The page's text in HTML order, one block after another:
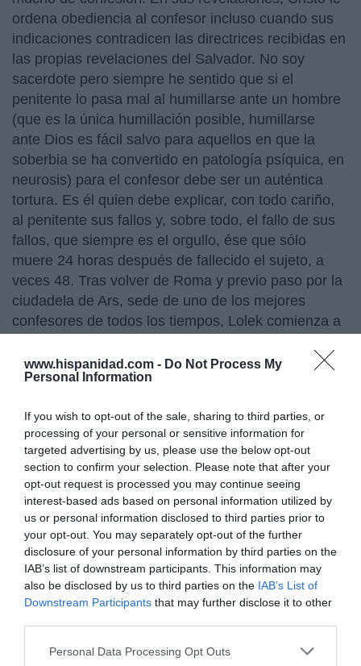
www.hispanidad.com - Do Not Process My
Personal Information
If you wish to opt-out of the sale, sharing to third parties, or
processing of your personal or sensitive information for
targeted advertising by us, please use the below opt-out
section to confirm your selection. Please note that after your
opt-out request is processed you may continue seeing
interest-based ads based on personal information utilized by
us or personal information disclosed to third parties prior to
your opt-out. You may separately opt-out of the further
disclosure of your personal information by third parties on the
IAB’s list of downstream participants. This information may
also be disclosed by us to third parties on the IAB’s List of
Downstream Participants that may further disclose it to other
Personal Data Processing Opt Outs
ordena obediencia al confesor incluso cuando sus
indicaciones contradicen las directrices recibidas en
las propias revelaciones del Salvador. No soy
sacerdote pero siempre he sentido que si el
penitente lo pasa mal al humillarse ante un hombre
(que es la única humillación posible, humillarse
ante Dios es fácil salvo para aquellos en que la
soberbia se ha convertido en patología psíquica, en
neurosis) para el confesor debe ser un auténtica
tortura. Es él quien debe explicar, con todo cariño,
al penitente sus fallos y, sobre todo, el fallo de sus
fallos, que siempre es el orgullo, ése que sólo
muere 24 horas después de fallecido el sujeto, a
veces 48. Tras volver de Roma y previo paso por la
ciudadela de Ars, sede de uno de los mejores
confesores de todos los tiempos, Lolek comienza a
cristianismo del siglo XXI es que no disminuye
mucho el número de comulgantes pero sí el de
ecuación. En las 'garitas' rurales de la Polonia
comunista se va a forjar el conocimiento del alma
humana de la que va disponer el futuro autor de la
teología social y de la teología del cuerpo, dos de
las espadas de su papado. Pero, sobre
todo, Wojtyla recoge el patrimonio de Kowalska y lo
lleva a la práctica. Ese carácter consistía en lo que
el fundador del Opus Dei, San Josemaría Escrivá,
resumiría como "ahogar el mal en abundancia de
bien". Me explico, ambos, la santa y el próximo
beato, renunciaban a la crítica sobre la labor ajena,
que puede ser noble pero casi siempre infructuosa,